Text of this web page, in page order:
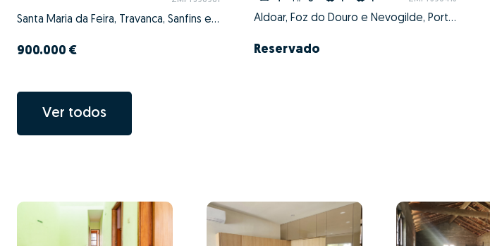
Santa Maria da Feira, Travanca, Sanfins e Espargo, Santa Maria da Feira, Aveiro
900.000 €
Aldoar, Foz do Douro e Nevogilde, Porto, Porto
Reservado
Ver todos